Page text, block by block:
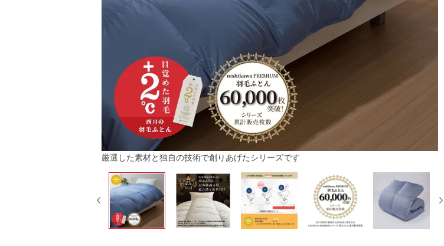
厳選した素材と独自の技術で創りあげたシリーズです